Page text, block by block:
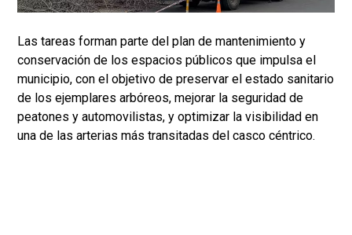
Las tareas forman parte del plan de mantenimiento y
conservación de los espacios públicos que impulsa el
municipio, con el objetivo de preservar el estado sanitario
de los ejemplares arbóreos, mejorar la seguridad de
peatones y automovilistas, y optimizar la visibilidad en
una de las arterias más transitadas del casco céntrico.